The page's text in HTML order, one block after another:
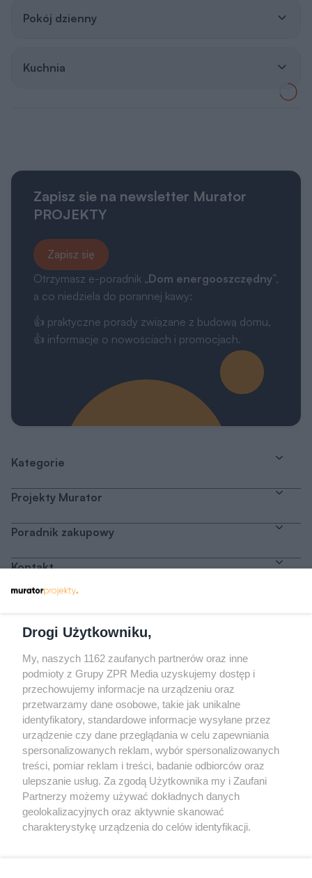
Pokój dzienny
Kuchnia
Zapisz sie na newsletter Murator
PROJEKTY
Zapisz się
Otrzymasz e-poradnik „Dom energooszczędny”,
a co niedziela do porannej kawy:
👍 praktyczne porady związane z budową domu,
👍 informacje o nowościach i promocjach.
Kategorie
Projekty Murator
Poradnik zakupowy
Kontakt
Odwiedź grupę na Facebooku
Gdybym budował drugi raz - mądry Polak
przed budową
Forum Muratora
Drogi Użytkowniku,
My, naszych 1162 zaufanych partnerów oraz inne
podmioty z Grupy ZPR Media uzyskujemy dostęp i
przechowujemy informacje na urządzeniu oraz
przetwarzamy dane osobowe, takie jak unikalne
identyfikatory, standardowe informacje wysyłane przez
urządzenie czy dane przeglądania w celu zapewniania
spersonalizowanych reklam, wybór spersonalizowanych
treści, pomiar reklam i treści, badanie odbiorców oraz
ulepszanie usług. Za zgodą Użytkownika my i Zaufani
Partnerzy możemy używać dokładnych danych
geolokalizacyjnych oraz aktywnie skanować
charakterystykę urządzenia do celów identyfikacji.